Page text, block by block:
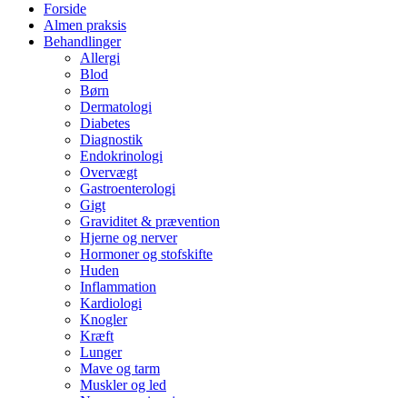
Forside
Almen praksis
Behandlinger
Allergi
Blod
Børn
Dermatologi
Diabetes
Diagnostik
Endokrinologi
Overvægt
Gastroenterologi
Gigt
Graviditet & prævention
Hjerne og nerver
Hormoner og stofskifte
Huden
Inflammation
Kardiologi
Knogler
Kræft
Lunger
Mave og tarm
Muskler og led